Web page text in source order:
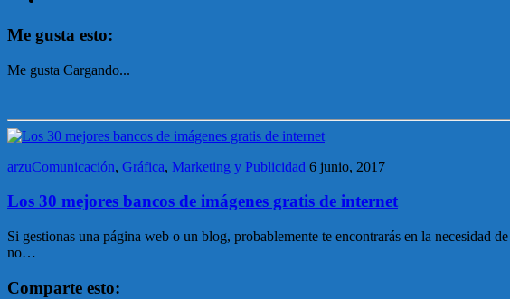
Me gusta esto:
Me gusta Cargando...
arzuComunicación, Gráfica, Marketing y Publicidad 6 junio, 2017
Los 30 mejores bancos de imágenes gratis de internet
Si gestionas una página web o un blog, probablemente te encontrarás en la necesidad
no…
Comparte esto: